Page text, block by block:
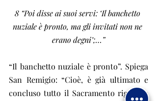
8 “Poi disse ai suoi servi: ‘Il banchetto
nuziale è pronto, ma gli invitati non ne
erano degni’;…”
“Il banchetto nuziale è pronto”. Spiega
San Remigio: “Cioè, è già ultimato e
concluso tutto il Sacramento riguardo